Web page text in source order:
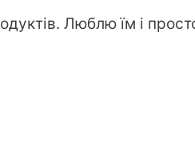
Люблю їм і